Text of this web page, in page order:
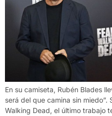
En su camiseta, Rubén Blades
será del que camina sin miedo”.
Walking Dead, el último trabajo